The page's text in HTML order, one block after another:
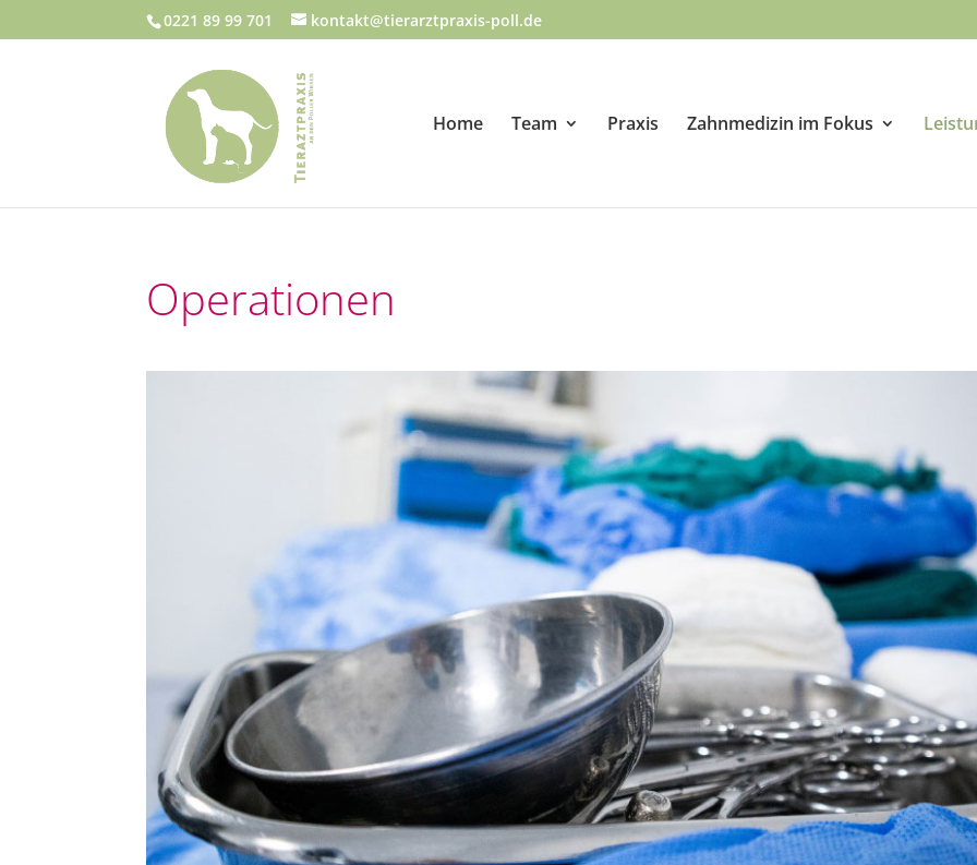
0221 89 99 701 kontakt@tierarztpraxis-poll.de
Home Team Praxis Zahnmedizin im Fokus
Operationen